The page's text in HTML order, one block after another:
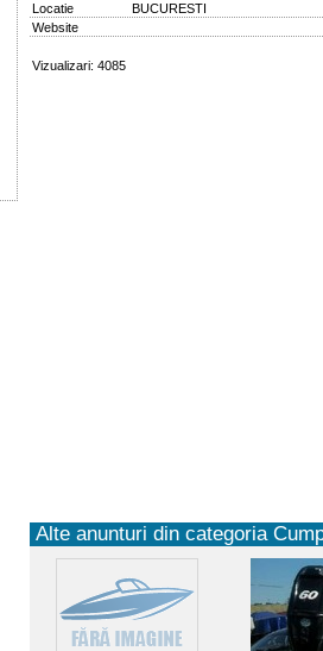
Locatie
BUCURESTI
Website
Vizualizari: 4085
Alte anunturi din categoria